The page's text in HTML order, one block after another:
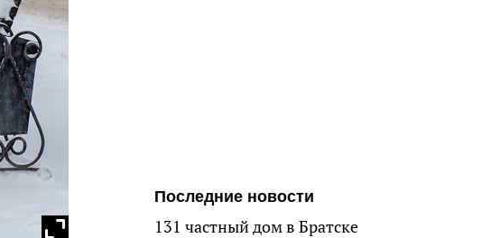
Последние новости
131 частный дом в Братске